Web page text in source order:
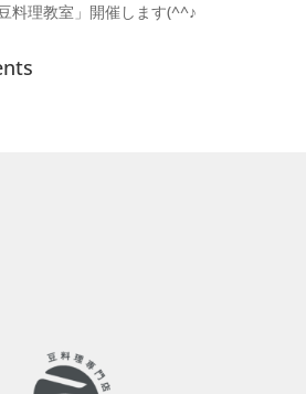
料理教室」開催します(^^♪